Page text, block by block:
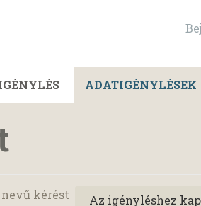
ADATIGÉNYLÉSEK
kérést
Az igényléshez